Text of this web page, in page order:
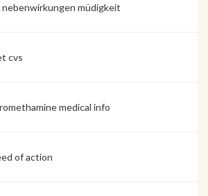
nebenwirkungen müdigkeit
cvs
medical info
of action